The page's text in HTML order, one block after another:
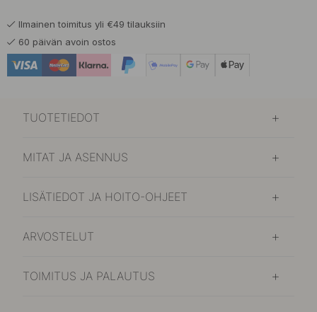
Ilmainen toimitus yli €49 tilauksiin
60 päivän avoin ostos
TUOTETIEDOT
MITAT JA ASENNUS
LISÄTIEDOT JA HOITO-OHJEET
ARVOSTELUT
TOIMITUS JA PALAUTUS